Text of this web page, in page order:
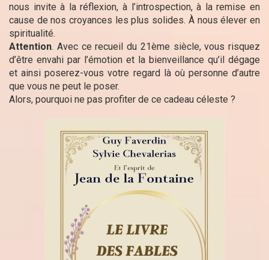
nous invite à la réflexion, à l’introspection, à la remise en
cause de nos croyances les plus solides. À nous élever en
spiritualité.
Attention. Avec ce recueil du 21ème siècle, vous risquez
d’être envahi par l’émotion et la bienveillance qu’il dégage
et ainsi poserez-vous votre regard là où personne d’autre
que vous ne peut le poser.
Alors, pourquoi ne pas profiter de ce cadeau céleste ?